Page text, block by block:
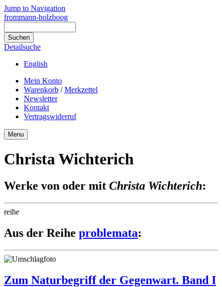
Jump to Navigation
frommann-holzboog
Detailsuche
English
Mein Konto
Warenkorb /Merkzettel
Newsletter
Kontakt
Vertragswiderruf
Menu
Christa Wichterich
Werke von oder mit Christa Wichterich:
reihe
Aus der Reihe problemata:
Zum Naturbegriff der Gegenwart. Band I